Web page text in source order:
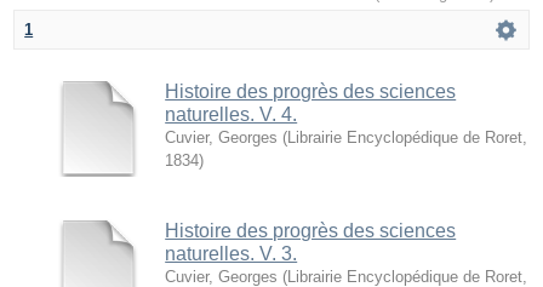
1
Histoire des progrès des sciences
naturelles. V. 4.
Cuvier, Georges ( Librairie Encyclopédique de Roret
1834)
Histoire des progrès des sciences
naturelles. V. 3.
Cuvier, Georges ( Librairie Encyclopédique de Roret